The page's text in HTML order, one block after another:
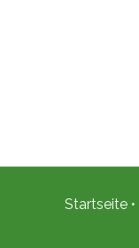
Startseite•